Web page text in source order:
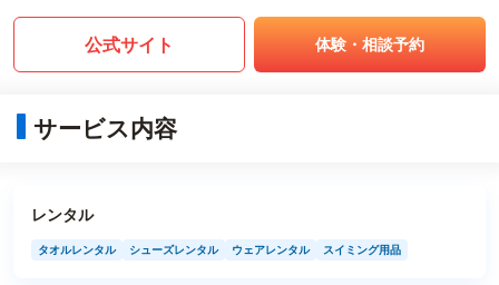
公式サイト 体験・相談予約
サービス内容
レンタル
タオルレンタル シューズレンタル ウェアレンタル スイミング用品